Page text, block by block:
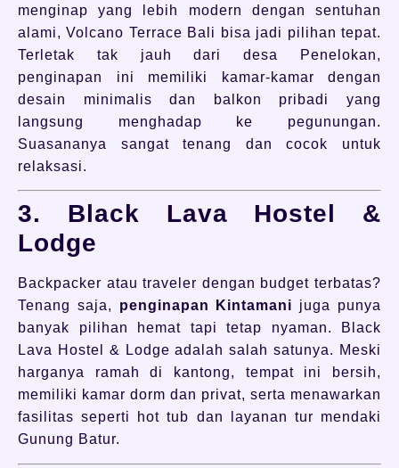
menginap yang lebih modern dengan sentuhan
alami, Volcano Terrace Bali bisa jadi pilihan tepat.
Terletak tak jauh dari desa Penelokan,
penginapan ini memiliki kamar-kamar dengan
desain minimalis dan balkon pribadi yang
langsung menghadap ke pegunungan.
Suasananya sangat tenang dan cocok untuk
relaksasi.
3. Black Lava Hostel &
Lodge
Backpacker atau traveler dengan budget terbatas?
Tenang saja, penginapan Kintamani juga punya
banyak pilihan hemat tapi tetap nyaman. Black
Lava Hostel & Lodge adalah salah satunya. Meski
harganya ramah di kantong, tempat ini bersih,
memiliki kamar dorm dan privat, serta menawarkan
fasilitas seperti hot tub dan layanan tur mendaki
Gunung Batur.